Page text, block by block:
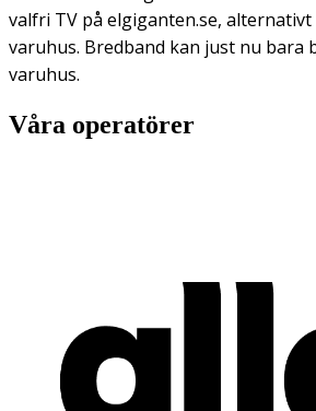
valfri TV på elgiganten.se,
varuhus. Bredband kan just nu bara
varuhus.
Våra operatörer